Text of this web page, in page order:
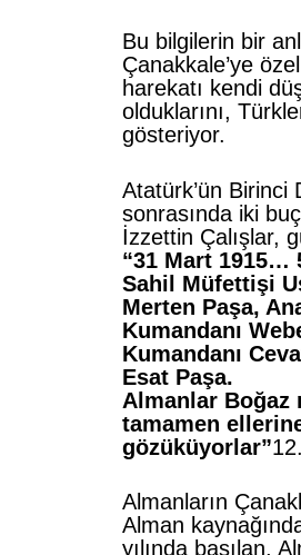
Bu bilgilerin bir
Çanakkale’ye
harekatı kendi
olduklarını,
gösteriyor.
Atatürk’ün Birinci
sonrasında iki
İzzettin Çalışlar,
“31 Mart 1915…
Sahil Müfettişi
Merten Paşa,
Kumandanı
Kumandanı
Esat Paşa.
Almanlar Boğaz
tamamen
gözüküyorlar”12.
Almanların
Alman
yılında basılan,